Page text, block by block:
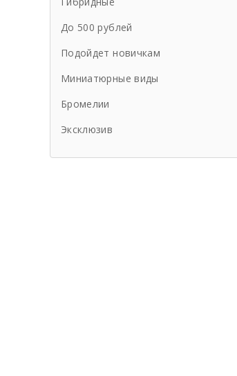
До 500 рублей
Подойдет новичкам
Миниатюрные виды
Бромелии
Эксклюзив